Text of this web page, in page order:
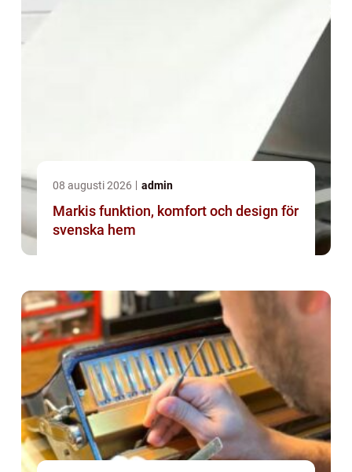
08 augusti 2026 admin
Markis funktion, komfort och design för
svenska hem